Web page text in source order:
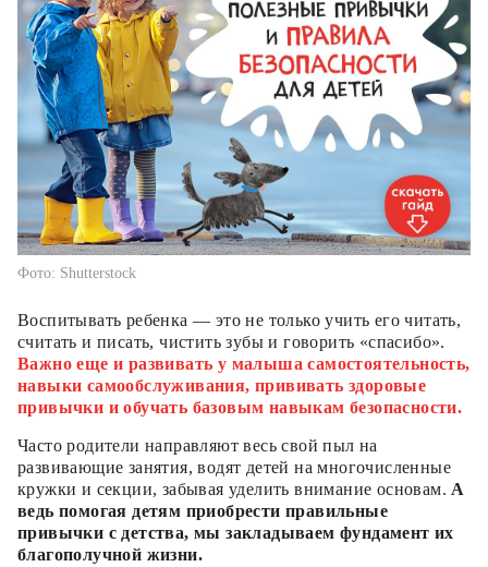
Фото: Shutterstock
Воспитывать ребенка — это не только учить его читать,
считать и писать, чистить зубы и говорить «спасибо».
Важно еще и развивать у малыша самостоятельность,
навыки самообслуживания, прививать здоровые
привычки и обучать базовым навыкам безопасности.
Часто родители направляют весь свой пыл на
развивающие занятия, водят детей на многочисленные
кружки и секции, забывая уделить внимание основам. А
ведь помогая детям приобрести правильные
привычки с детства, мы закладываем фундамент их
благополучной жизни.